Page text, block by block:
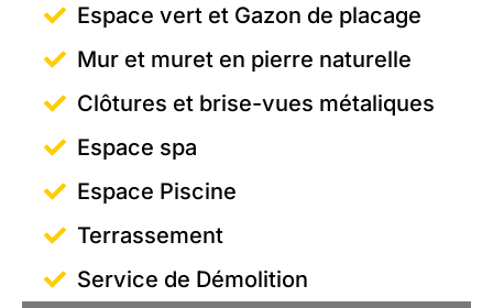
Espace vert et Gazon de placage
Mur et muret en pierre naturelle
Clôtures et brise-vues métaliques
Espace spa
Espace Piscine
Terrassement
Service de Démolition